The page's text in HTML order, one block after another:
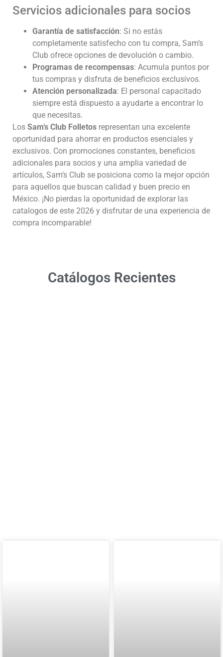
Servicios adicionales para socios
Garantía de satisfacción: Si no estás
completamente satisfecho con tu compra, Sam’s
Club ofrece opciones de devolución o cambio.
Programas de recompensas: Acumula puntos por
tus compras y disfruta de beneficios exclusivos.
Atención personalizada: El personal capacitado
siempre está dispuesto a ayudarte a encontrar lo
que necesitas.
Los Sam’s Club Folletos representan una excelente
oportunidad para ahorrar en productos esenciales y
exclusivos. Con promociones constantes, beneficios
adicionales para socios y una amplia variedad de
artículos, Sam’s Club se posiciona como la mejor opción
para aquellos que buscan calidad y buen precio en
México. ¡No pierdas la oportunidad de explorar las
catalogos de este 2026 y disfrutar de una experiencia de
compra incomparable!
Catálogos Recientes